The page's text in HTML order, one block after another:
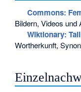
Commons:
Bildern, Videos und
Wiktionary:
Wortherkunft,